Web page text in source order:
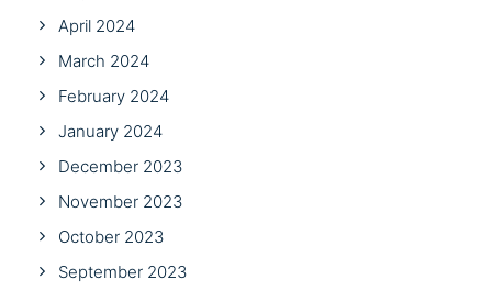
April 2024
March 2024
February 2024
January 2024
December 2023
November 2023
October 2023
September 2023